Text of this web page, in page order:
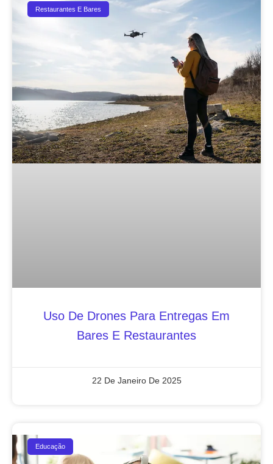
Restaurantes E Bares
Uso De Drones Para Entregas Em
Bares E Restaurantes
22 De Janeiro De 2025
Educação